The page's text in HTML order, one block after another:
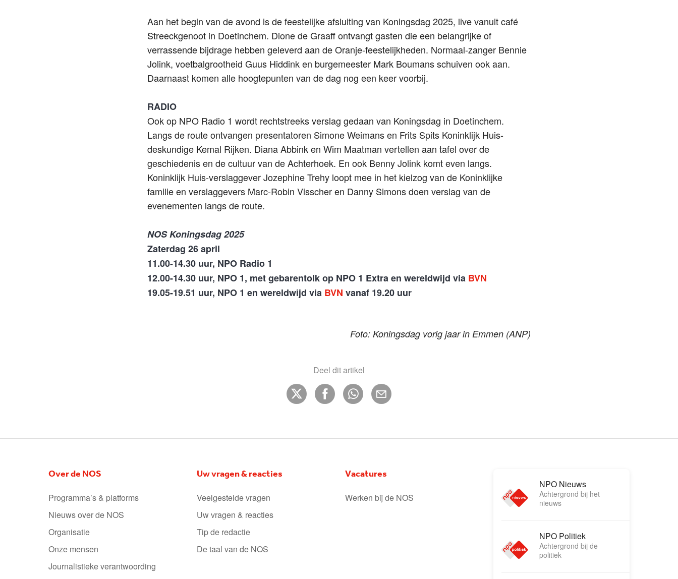
Aan het begin van de avond is de feestelijke afsluiting van Koningsdag 2025, live vanuit café
Streeckgenoot in Doetinchem. Dione de Graaff ontvangt gasten die een belangrijke of
verrassende bijdrage hebben geleverd aan de Oranje-feestelijkheden. Normaal-zanger Bennie
Jolink, voetbalgrootheid Guus Hiddink en burgemeester Mark Boumans schuiven ook aan.
Daarnaast komen alle hoogtepunten van de dag nog een keer voorbij.
RADIO
Ook op NPO Radio 1 wordt rechtstreeks verslag gedaan van Koningsdag in Doetinchem.
Langs de route ontvangen presentatoren Simone Weimans en Frits Spits Koninklijk Huis-
deskundige Kemal Rijken. Diana Abbink en Wim Maatman vertellen aan tafel over de
geschiedenis en de cultuur van de Achterhoek. En ook Benny Jolink komt even langs.
Koninklijk Huis-verslaggever Jozephine Trehy loopt mee in het kielzog van de Koninklijke
familie en verslaggevers Marc-Robin Visscher en Danny Simons doen verslag van de
evenementen langs de route.
NOS Koningsdag 2025
Zaterdag 26 april
11.00-14.30 uur, NPO Radio 1
12.00-14.30 uur, NPO 1, met gebarentolk op NPO 1 Extra en wereldwijd via BVN
19.05-19.51 uur, NPO 1 en wereldwijd via BVN vanaf 19.20 uur
Foto: Koningsdag vorig jaar in Emmen (ANP)
Deel dit artikel
Over de NOS
Programma’s & platforms
Nieuws over de NOS
Organisatie
Onze mensen
Journalistieke verantwoording
Uw vragen & reacties
Veelgestelde vragen
Uw vragen & reacties
Tip de redactie
De taal van de NOS
Vacatures
Werken bij de NOS
NPO Nieuws
Achtergrond bij het
nieuws
NPO Politiek
Achtergrond bij de
politiek